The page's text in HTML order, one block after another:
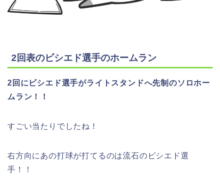
2回表のビシエド選手のホームラン
2回にビシエド選手がライトスタンドへ先制のソロホー
ムラン！！
すごい当たりでしたね！
右方向にあの打球が打てるのは流石のビシエド選
手！！